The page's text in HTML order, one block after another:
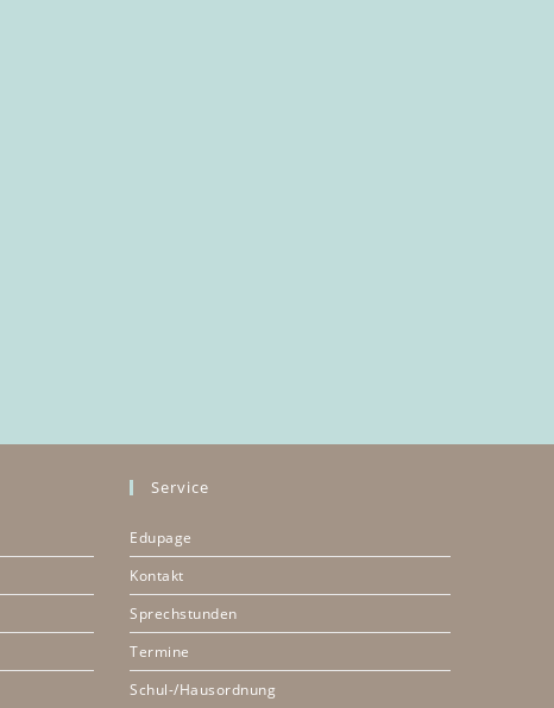
Service
Edupage
Kontakt
Sprechstunden
Termine
Schul-/Hausordnung